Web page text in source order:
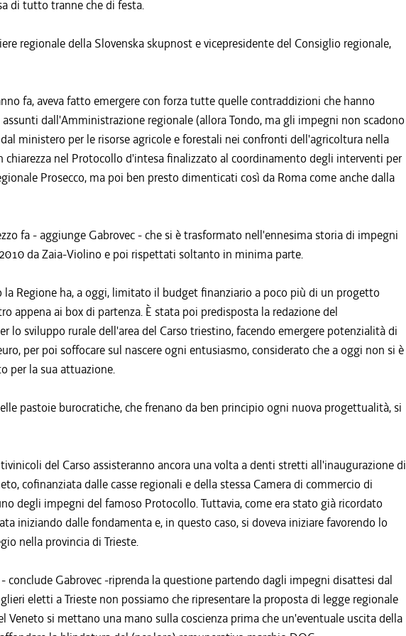
di tutto tranne che di festa.
regionale della Slovenska skupnost e vicepresidente del Consiglio regionale,
fa, aveva fatto emergere con forza tutte quelle contraddizioni che hanno
dall'Amministrazione regionale (allora Tondo, ma gli impegni non scadono
ministero per le risorse agricole e forestali nei confronti dell'agricoltura nella
chiarezza nel Protocollo d'intesa finalizzato al coordinamento degli interventi per
Prosecco, ma poi ben presto dimenticati così da Roma come anche dalla
fa - aggiunge Gabrovec - che si è trasformato nell'ennesima storia di impegni
da Zaia-Violino e poi rispettati soltanto in minima parte.
la Regione ha, a oggi, limitato il budget finanziario a poco più di un progetto
appena ai box di partenza. È stata poi predisposta la redazione del
lo sviluppo rurale dell'area del Carso triestino, facendo emergere potenzialità di
per poi soffocare sul nascere ogni entusiasmo, considerato che a oggi non si è
per la sua attuazione.
pastoie burocratiche, che frenano da ben principio ogni nuova progettualità, si
del Carso assisteranno ancora una volta a denti stretti all'inaugurazione di
cofinanziata dalle casse regionali e della stessa Camera di commercio di
degli impegni del famoso Protocollo. Tuttavia, come era stato già ricordato
iniziando dalle fondamenta e, in questo caso, si doveva iniziare favorendo lo
nella provincia di Trieste.
conclude Gabrovec -riprenda la questione partendo dagli impegni disattesi dal
eletti a Trieste non possiamo che ripresentare la proposta di legge regionale
Veneto si mettano una mano sulla coscienza prima che un'eventuale uscita della